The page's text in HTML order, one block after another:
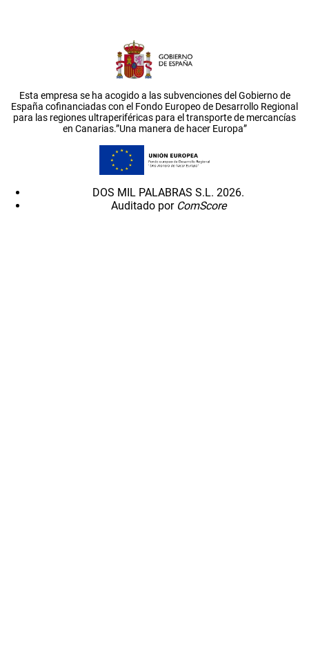
Esta empresa se ha acogido a las subvenciones del Gobierno de
España cofinanciadas con el Fondo Europeo de Desarrollo Regional
para las regiones ultraperiféricas para el transporte de mercancías
en Canarias.”Una manera de hacer Europa”
DOS MIL PALABRAS S.L. 2026.
Auditado por ComScore